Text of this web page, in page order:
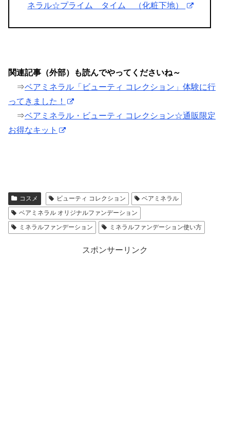
ネラル☆プライム タイム （化粧下地）
関連記事（外部）も読んでやってくださいね～
⇒ベアミネラル「ビューティ コレクション」体験に行
ってきました！
⇒ベアミネラル・ビューティ コレクション☆通販限定
お得なキット
コスメ ビューティ コレクション
ベアミネラル
ベアミネラル オリジナルファンデーション
ミネラルファンデーション
ミネラルファンデーション使い方
スポンサーリンク